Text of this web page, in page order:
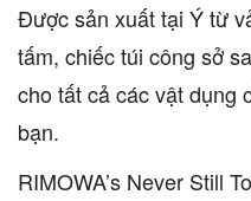
Được sản xuất tại Ý từ
tấm, chiếc túi công sở
cho tất cả các vật dụng
bạn.
RIMOWA’s Never Still